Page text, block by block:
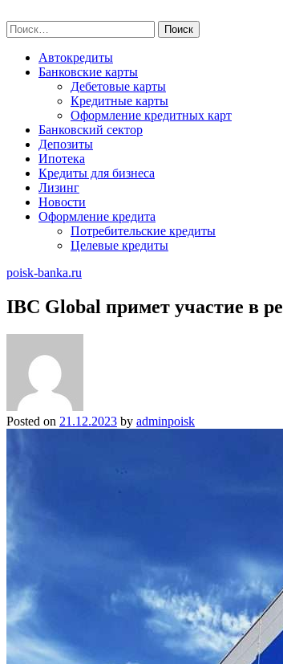
to
content
Найти:
Автокредиты
Банковские карты
Дебетовые карты
Кредитные карты
Оформление кредитных карт
Банковский сектор
Депозиты
Ипотека
Кредиты для бизнеса
Лизинг
Новости
Оформление кредита
Потребительские кредиты
Целевые кредиты
poisk-banka.ru
IBC Global примет участие в
Posted on 21.12.2023 by adminpoisk